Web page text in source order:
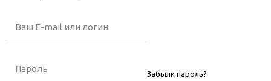
Ваш E-mail или логин:
Пароль Забыли пароль?